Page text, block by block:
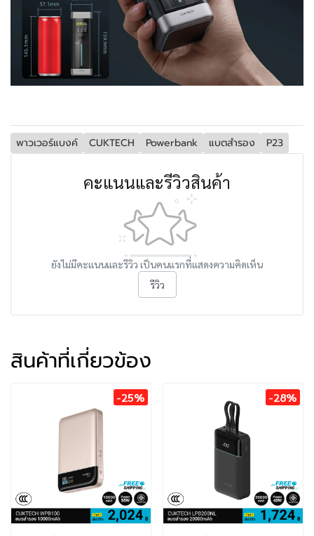
พาวเวอร์แบงค์ CUKTECH Powerbank แบตสำรอง P23
คะแนนและรีวิวสินค้า
ยังไม่มีคะแนนและรีวิว เป็นคนแรกที่แสดงความคิดเห็น
รีวิว
สินค้าที่เกี่ยวข้อง
-25% -28%